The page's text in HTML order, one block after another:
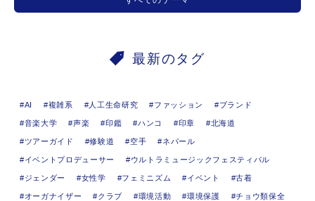
最新のタグ
AI 複雑系 人工生命研究 ファッション ブランド
音楽大学 声楽 印鑑 ハンコ 印章 北海道
ツアーガイド 修験道 空手 ネパール
イベントプロデューサー ウルトラミュージックフェスティバル
ジェンダー 女性学 フェミニズム イベント 古着
オーガナイザー クラブ 環境活動 環境保護 チョウ類保全